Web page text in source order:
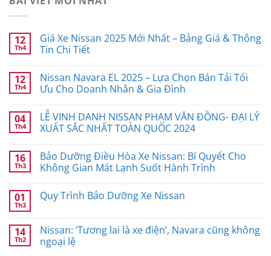
12
Th4
Giá Xe Nissan 2025 Mới Nhất – Bảng Giá & Thông
Tin Chi Tiết
12
Th4
Nissan Navara EL 2025 – Lựa Chọn Bán Tải Tối
Ưu Cho Doanh Nhân & Gia Đình
04
Th4
LỄ VINH DANH NISSAN PHẠM VĂN ĐỒNG- ĐẠI LÝ
XUẤT SẮC NHẤT TOÀN QUỐC 2024
16
Th3
Bảo Dưỡng Điều Hòa Xe Nissan: Bí Quyết Cho
Không Gian Mát Lạnh Suốt Hành Trình
01
Th3
Quy Trình Bảo Dưỡng Xe Nissan
14
Th2
Nissan: ‘Tương lai là xe điện’, Navara cũng không
ngoại lệ